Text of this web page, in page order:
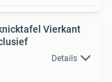
Vierkant
Details